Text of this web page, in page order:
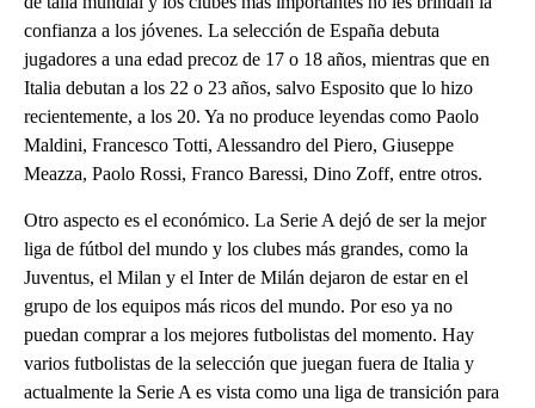
confianza a los jóvenes. La selección de España debuta
jugadores a una edad precoz de 17 o 18 años, mientras que en
Italia debutan a los 22 o 23 años, salvo Esposito que lo hizo
recientemente, a los 20. Ya no produce leyendas como Paolo
Maldini, Francesco Totti, Alessandro del Piero, Giuseppe
Meazza, Paolo Rossi, Franco Baressi, Dino Zoff, entre otros.
Otro aspecto es el económico. La Serie A dejó de ser la mejor
liga de fútbol del mundo y los clubes más grandes, como la
Juventus, el Milan y el Inter de Milán dejaron de estar en el
grupo de los equipos más ricos del mundo. Por eso ya no
puedan comprar a los mejores futbolistas del momento. Hay
varios futbolistas de la selección que juegan fuera de Italia y
actualmente la Serie A es vista como una liga de transición para